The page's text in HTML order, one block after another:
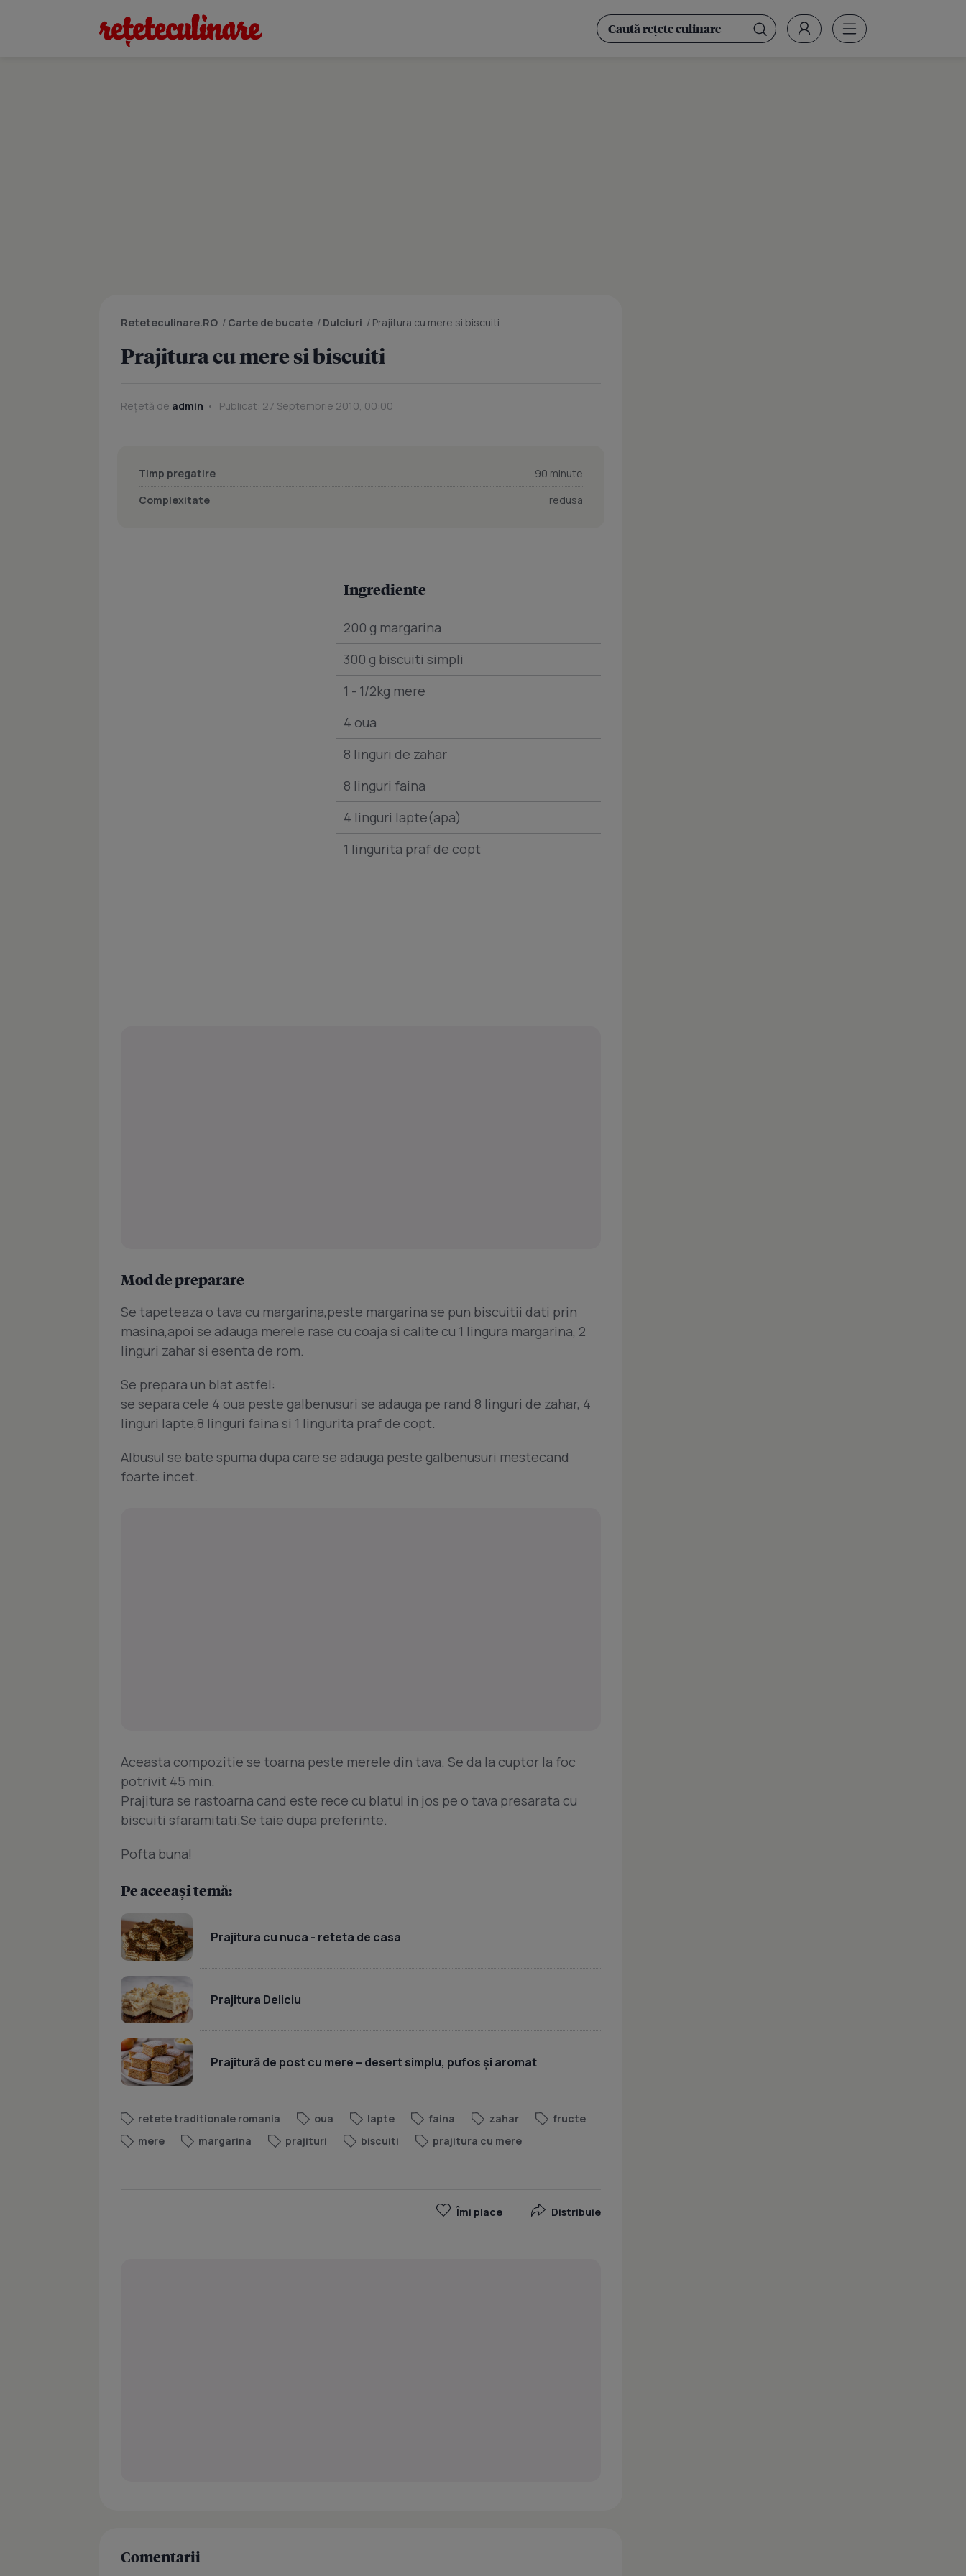
Reteteculinare.RO / Carte de bucate / Dulciuri / Prajitura cu mere si biscuiti
Prajitura cu mere si biscuiti
Rețetă de admin Publicat: 27 Septembrie 2010, 00:00
Timp pregatire
90 minute
Complexitate
redusa
Ingrediente
200 g margarina
300 g biscuiti simpli
1 - 1/2kg mere
4 oua
8 linguri de zahar
8 linguri faina
4 linguri lapte(apa)
1 lingurita praf de copt
Mod de preparare
Se tapeteaza o tava cu margarina,peste margarina se pun biscuitii dati prin
masina,apoi se adauga merele rase cu coaja si calite cu 1 lingura margarina, 2
linguri zahar si esenta de rom.
Se prepara un blat astfel:
se separa cele 4 oua peste galbenusuri se adauga pe rand 8 linguri de zahar, 4
linguri lapte,8 linguri faina si 1 lingurita praf de copt.
Albusul se bate spuma dupa care se adauga peste galbenusuri mestecand
foarte incet.
Aceasta compozitie se toarna peste merele din tava. Se da la cuptor la foc
potrivit 45 min.
Prajitura se rastoarna cand este rece cu blatul in jos pe o tava presarata cu
biscuiti sfaramitati.Se taie dupa preferinte.
Pofta buna!
Pe aceeași temă:
Prajitura cu nuca - reteta de casa
Prajitura Deliciu
Prajitură de post cu mere – desert simplu, pufos și aromat
retete traditionale romania oua lapte faina zahar
fructe
mere
margarina prajituri biscuiti prajitura cu mere
Îmi place Distribuie
Comentarii